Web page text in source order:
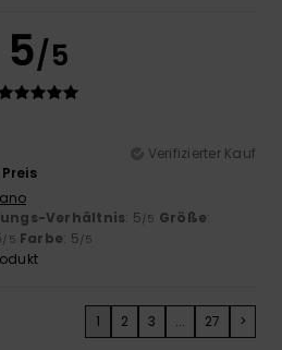
5/5
Verifizierter Kauf
Verhältnis: 5/5 Größe:
/5 Farbe: 5/5
1 2 3 ... 27 >